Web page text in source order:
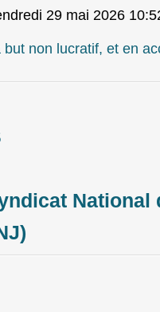
29 mai 2026
non lucratif, et en
National